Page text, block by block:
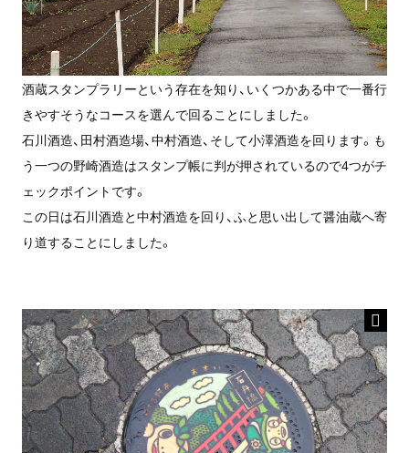
酒蔵スタンプラリーという存在を知り、いくつかある中で一番行
きやすそうなコースを選んで回ることにしました。
石川酒造、田村酒造場、中村酒造、そして小澤酒造を回ります。も
う一つの野崎酒造はスタンプ帳に判が押されているので4つがチ
ェックポイントです。
この日は石川酒造と中村酒造を回り、ふと思い出して醤油蔵へ寄
り道することにしました。